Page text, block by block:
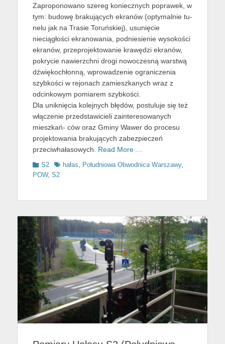
Zaproponowano szereg koniecznych poprawek, w
tym: budowę brakujących ekranów (optymalnie tu-
nelu jak na Trasie Toruńskiej), usunięcie
nieciągłości ekranowania, podniesienie wysokości
ekranów, przeprojektowanie krawędzi ekranów,
pokrycie nawierzchni drogi nowoczesną warstwą
dźwiękochłonną, wprowadzenie ograniczenia
szybkości w rejonach zamieszkanych wraz z
odcinkowym pomiarem szybkości.
Dla uniknięcia kolejnych błędów, postuluje się też
włączenie przedstawicieli zainteresowanych
mieszkań- ców oraz Gminy Wawer do procesu
projektowania brakujących zabezpieczeń
przeciwhałasowych. Read More …
Categories
S2 Tagshałas Południowa Obwodnica Warszawy,
POW, S2